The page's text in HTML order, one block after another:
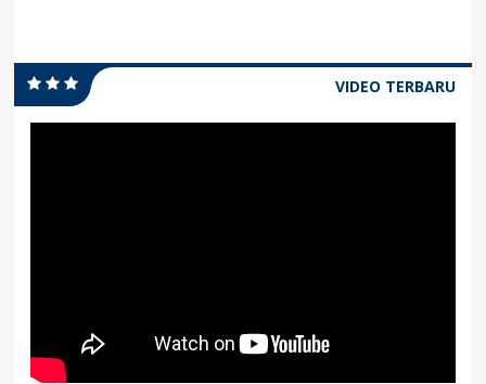
VIDEO TERBARU